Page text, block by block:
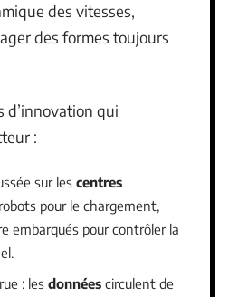
des vitesses,
des formes toujours
d’innovation qui
:
sur les centres
pour le chargement,
embarqués pour contrôler la
: les données circulent de